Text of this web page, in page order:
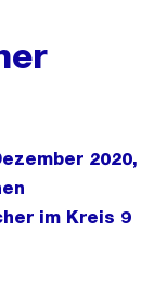
2020,
im Kreis 9